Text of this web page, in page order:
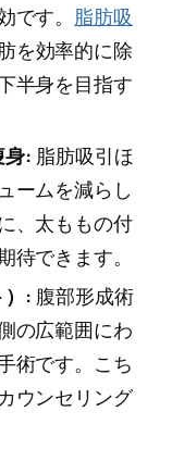
す。 脂肪吸
を効率的に除
半身を目指す
身: 脂肪吸引ほ
ームを減らし
、太ももの付
できます。
）: 腹部形成術
の広範囲にわ
術です。こち
ウンセリング